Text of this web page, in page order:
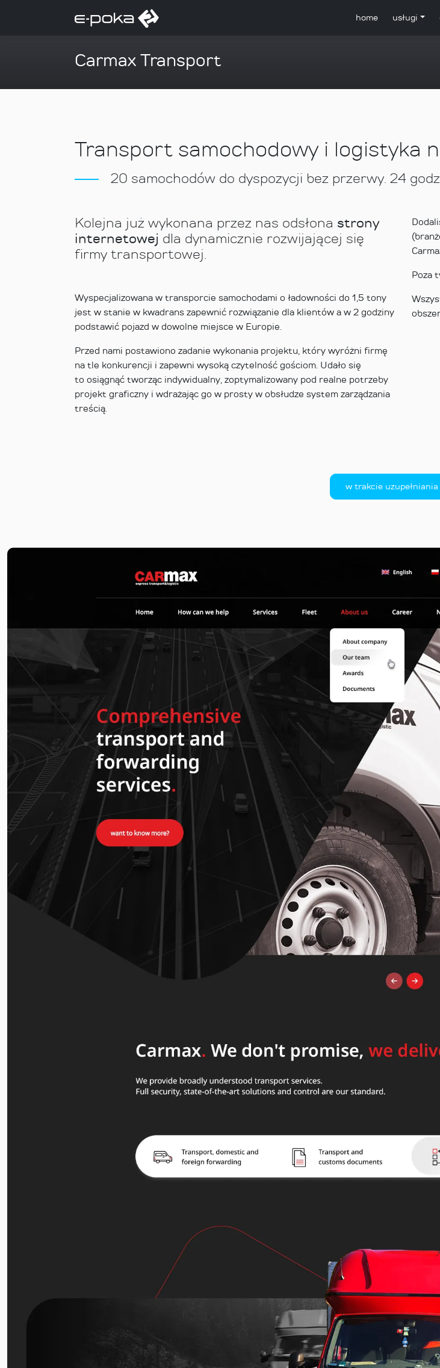
home usługi
Carmax Transport
Transport samochodowy i logistyka
20 samochodów do dyspozycji bez przerwy. 24
Kolejna już wykonana przez nas odsłona strony
internetowej dla dynamicznie rozwijającej się
firmy transportowej.
Wyspecjalizowana w transporcie samochodami o ładowności do 1,5 tony
jest w stanie w kwadrans zapewnić rozwiązanie dla klientów a w 2 godziny
podstawić pojazd w dowolne miejsce w Europie.
Przed nami postawiono zadanie wykonania projektu, który wyróżni firmę
na tle konkurencji i zapewni wysoką czytelność gościom. Udało się
to osiągnąć tworząc indywidualny, zoptymalizowany pod realne potrzeby
projekt graficzny i wdrażając go w prosty w obsłudze system zarządzania
treścią.
Poza
w trakcie